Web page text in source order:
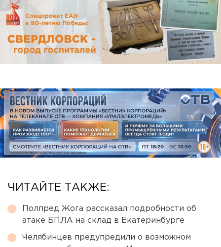
ЧИТАЙТЕ ТАКЖЕ:
Полпред Жога рассказал подробности об
атаке БПЛА на склад в Екатеринбурге
Челябинцев предупредили о возможном